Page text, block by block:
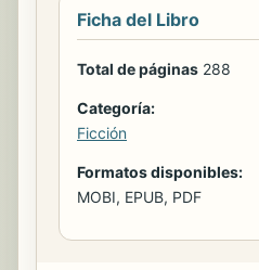
Ficha del Libro
Total de páginas 288
Categoría:
Ficción
Formatos disponibles:
MOBI, EPUB, PDF